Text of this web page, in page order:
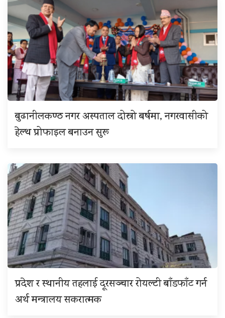
बुढानीलकण्ठ नगर अस्पताल दोस्रो बर्षमा, नगरवासीको
हेल्थ प्रोफाइल बनाउन सुरू
प्रदेश र स्थानीय तहलाई दूरसञ्चार रोयल्टी बाँडफाँट गर्न
अर्थ मन्त्रालय सकरात्मक